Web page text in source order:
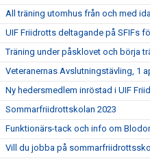
All träning utomhus från och med
UIF Friidrotts deltagande på SFIFs
Träning under påsklovet och börja
Veteranernas Avslutningstävling, 1
Ny hedersmedlem inröstad i UIF
Sommarfriidrottskolan 2023
Funktionärs-tack och info om
Vill du jobba på